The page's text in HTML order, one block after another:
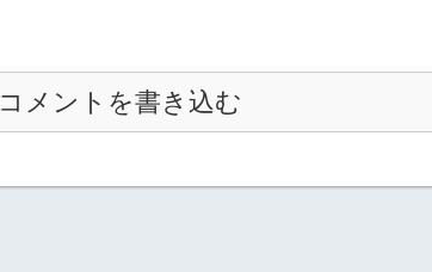
コメントを書き込む